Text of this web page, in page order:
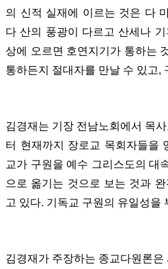
의 신적 실재에 이르는 것은 다
다 산의 풍광이 다르고 산세나
상에 오르면 호연지기가 통하는
통하든지 절대자를 만날 수 있고,
김경재는 기장 전남노회에서 목
터 현재까지 장로교 목회자들을
교가 구원을 예수 그리스도의 대
으로 옮기는 것으로 보는 것과
고 있다. 기독교 구원의 유일성을
김경재가 주장하는 종교다원론